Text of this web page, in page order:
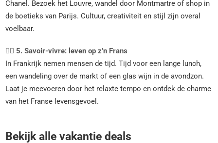
Chanel. Bezoek het Louvre, wandel door Montmartre of shop in
de boetieks van Parijs. Cultuur, creativiteit en stijl zijn overal
voelbaar.
🧘‍♀️ 5. Savoir-vivre: leven op z’n Frans
In Frankrijk nemen mensen de tijd. Tijd voor een lange lunch,
een wandeling over de markt of een glas wijn in de avondzon.
Laat je meevoeren door het relaxte tempo en ontdek de charme
van het Franse levensgevoel.
Bekijk alle vakantie deals